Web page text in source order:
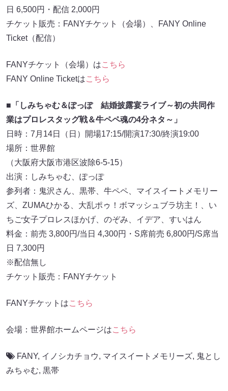
日 6,500円・配信 2,000円
チケット販売：FANYチケット（会場）、FANY Online
Ticket（配信）
FANYチケット（会場）はこちら
FANY Online Ticketはこちら
■「しみちゃむ＆ぽっぽ 結婚披露宴ライブ～初の共同作
業はプロレスタッグ戦＆牛ペペ魂の4分ネタ～」
日時：7月14日（日）開場17:15/開演17:30/終演19:00
場所：世界館
（大阪府大阪市港区波除6-5-15）
出演：しみちゃむ、ぽっぽ
参列者：鬼沢さん、黒帯、牛ペペ、マイスイートメモリー
ズ、ZUMAひかる、大乱ポゥ！ボマッシュブラ坊主！、い
ちご女子プロレスほかげ、のぞみ、イデア、すいはん
料金：前売 3,800円/当日 4,300円・S席前売 6,800円/S席当
日 7,300円
※配信無し
チケット販売：FANYチケット
FANYチケットはこちら
会場：世界館ホームページはこちら
FANY, イノシカチョウ, マイスイートメモリーズ, 鬼とし
みちゃむ, 黒帯